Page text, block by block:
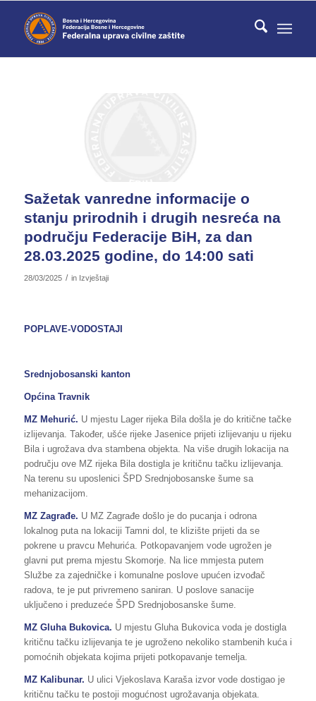
Sažetak vanredne informacije o
stanju prirodnih i drugih nesreća na
području Federacije BiH, za dan
28.03.2025 godine, do 14:00 sati
28/03/2025 / in Izvještaji
POPLAVE-VODOSTAJI
Srednjobosanski kanton
Općina Travnik
MZ Mehurić. U mjestu Lager rijeka Bila došla je do kritične tačke
izlijevanja. Također, ušće rijeke Jasenice prijeti izlijevanju u rijeku
Bila i ugrožava dva stambena objekta. Na više drugih lokacija na
području ove MZ rijeka Bila dostigla je kritičnu tačku izlijevanja.
Na terenu su uposlenici ŠPD Srednjobosanske šume sa
mehanizacijom.
MZ Zagrađe. U MZ Zagrađe došlo je do pucanja i odrona
lokalnog puta na lokaciji Tamni dol, te klizište prijeti da se
pokrene u pravcu Mehurića. Potkopavanjem vode ugrožen je
glavni put prema mjestu Skomorje. Na lice mmjesta putem
Službe za zajedničke i komunalne poslove upućen izvođač
radova, te je put privremeno saniran. U poslove sanacije
uključeno i preduzeće ŠPD Srednjobosanske šume.
MZ Gluha Bukovica. U mjestu Gluha Bukovica voda je dostigla
kritičnu tačku izlijevanja te je ugroženo nekoliko stambenih kuća i
pomoćnih objekata kojima prijeti potkopavanje temelja.
MZ Kalibunar. U ulici Vjekoslava Karaša izvor vode dostigao je
kritičnu tačku te postoji mogućnost ugrožavanja objekata.